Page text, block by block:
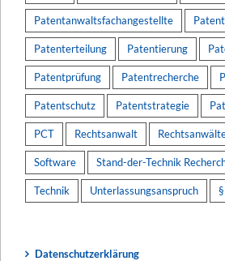
Patentanwaltsfachangestellte
Patenterteilung Patentierung
Patentprüfung Patentrecherche
Patentschutz Patentstrategie
PCT Rechtsanwalt
Software Stand-der-Technik
Technik Unterlassungsanspruch
Datenschutzerklärung